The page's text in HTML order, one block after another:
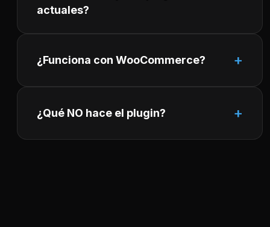
actuales?
¿Funciona con WooCommerce?
¿Qué NO hace el plugin?